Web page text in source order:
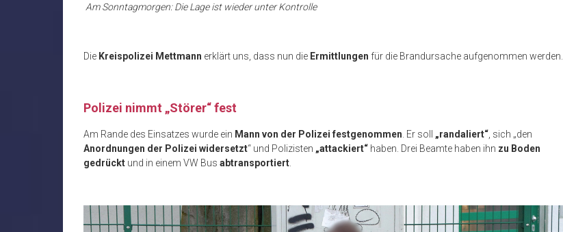
Am Sonntagmorgen: Die Lage ist wieder unter Kontrolle
Die Kreispolizei Mettmann erklärt uns, dass nun die Ermittlungen für die Brandursache aufgenommen werden.
Polizei nimmt „Störer“ fest
Am Rande des Einsatzes wurde ein Mann von der Polizei festgenommen. Er soll „randaliert“, sich „den
Anordnungen der Polizei widersetzt“ und Polizisten „attackiert“ haben. Drei Beamte haben ihn zu Boden
gedrückt und in einem VW Bus abtransportiert.